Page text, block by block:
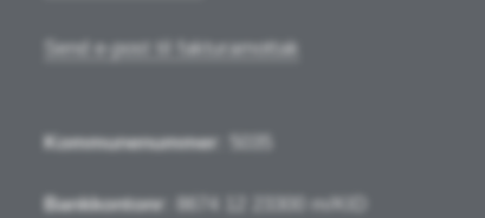
Send e-post til fakturamottak
Kommunenummer
Bankkontonr
: 8674 12 23300 m/KID